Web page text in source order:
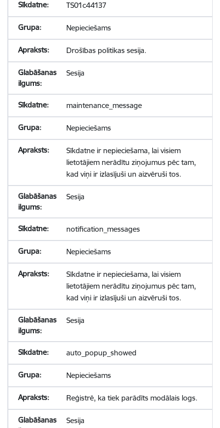
TS01c44137
Nepieciešams
Drošības politikas sesija.
Sesija
maintenance_message
Nepieciešams
Sīkdatne ir nepieciešama, lai visiem
lietotājiem nerādītu ziņojumus pēc tam,
kad viņi ir izlasījuši un aizvēruši tos.
Sesija
notification_messages
Nepieciešams
Sīkdatne ir nepieciešama, lai visiem
lietotājiem nerādītu ziņojumus pēc tam,
kad viņi ir izlasījuši un aizvēruši tos.
Sesija
auto_popup_showed
Nepieciešams
Reģistrē, ka tiek parādīts modālais logs.
Sesija